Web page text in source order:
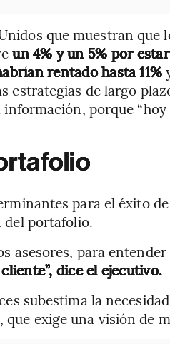
que muestran que
un 4% y un 5% por
rentado hasta 11%
de largo
porque
para el éxito
del portafolio.
asesores, para entender
dice el ejecutivo.
subestima la
exige una visión de